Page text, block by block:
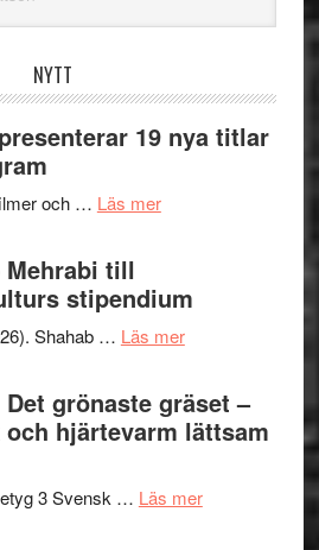
NYTT
19 nya titlar
och … Läs merom
presenterar
19
titlar
i
Mehrabi till
stipendium
Shahab … Läs merom
Shahab
Mehrabi
till
Kulturs
grönaste gräset –
hjärtevarm lättsam
3 Svensk … Läs merom